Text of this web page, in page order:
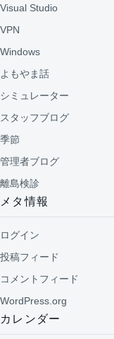
Visual Studio
VPN
Windows
よもやま話
シミュレーター
スタッフブログ
季節
管理者ブログ
離島検診
メタ情報
ログイン
投稿フィード
コメントフィード
WordPress.org
カレンダー